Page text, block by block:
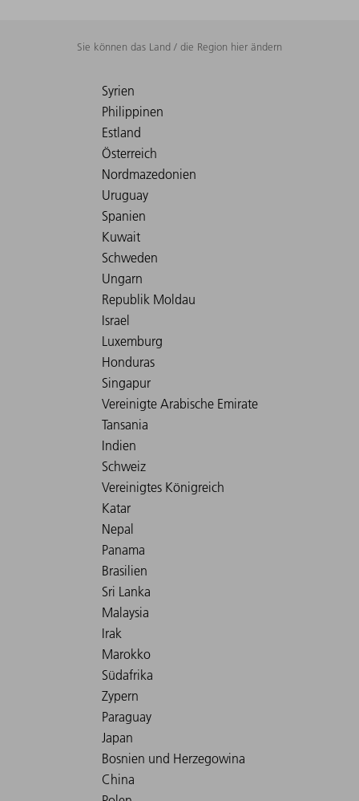
Sie können das Land / die Region hier ändern